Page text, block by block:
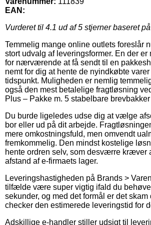
EAN:
Vurderet til 4.1 ud af 5 stjerner baseret på
Temmelig mange online outlets foreslår
stort udvalg af leveringsformer. En der
for nærværende at få sendt til en
nemt for dig at hente de nyindkøbte
tidspunkt. Muligheden er nemlig
også den mest betalelige fragtløsning
Plus – Pakke m. 5 stabelbare brevbakker
Du burde ligeledes udse dig at vælge
bor eller ud på dit arbejde.
mere omkostningsfuld, men omvendt
fremkommelig. Den mindst kostelige
hente ordren selv, som desværre kræver
afstand af e-firmaets lager.
Leveringshastigheden på Brands >
tilfælde være super vigtig ifald du
sekunder, og med det formål er det skam
checker den estimerede leveringstid for
Adskillige e-handler stiller udsigt til